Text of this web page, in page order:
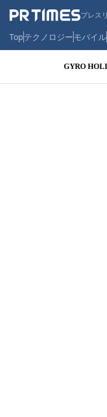
プレス
Topテクノロジーモバイル
GYRO